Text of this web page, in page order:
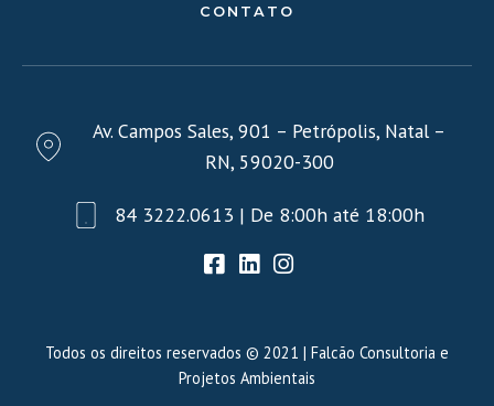
CONTATO
Av. Campos Sales, 901 – Petrópolis, Natal –
RN, 59020-300
84 3222.0613 | De 8:00h até 18:00h
Todos os direitos reservados © 2021 | Falcão Consultoria e
Projetos Ambientais